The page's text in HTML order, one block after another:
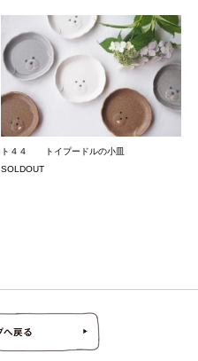
ト４４ トイプードルの小皿
SOLDOUT